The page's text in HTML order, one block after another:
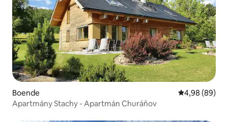
Boende 4,98 av 5 i
4,98 (89)
Apartmány Stachy - Apartmán Churáňov